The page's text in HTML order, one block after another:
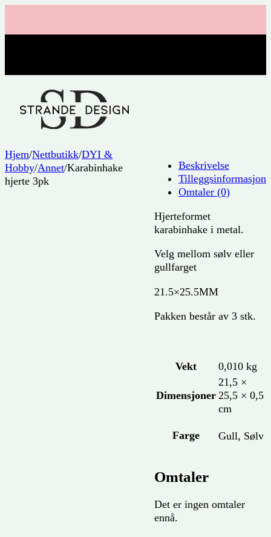
Hjem/Nettbutikk/DYI &
Hobby/Annet/Karabinhake
hjerte 3pk
Beskrivelse
Tilleggsinformasjon
Omtaler (0)
Hjerteformet
karabinhake i metal.
Velg mellom sølv eller
gullfarget
21.5×25.5MM
Pakken består av 3 stk.
Vekt 0,010 kg
Dimensjoner
21,5 ×
25,5 × 0,5
cm
Farge Gull, Sølv
Omtaler
Det er ingen omtaler
ennå.